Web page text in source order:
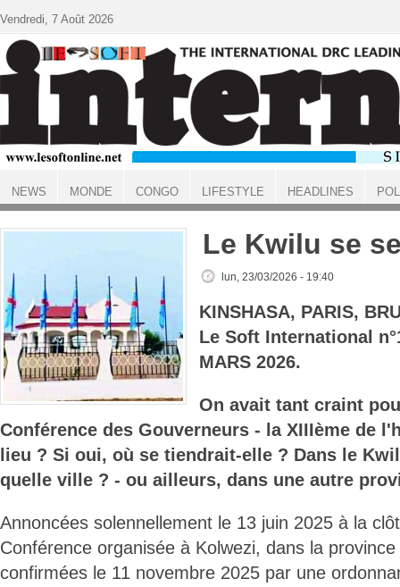
ACCUEIL
Le Kwilu se
lun, 23/03/2026 - 19:40
KINSHASA, PARIS,
Le Soft International
MARS 2026.
On avait tant craint
Conférence des Gouverneurs - la XIIIème de
lieu ? Si oui, où se tiendrait-elle ? Dans le
quelle ville ? - ou ailleurs, dans une autre
Annoncées solennellement le 13 juin 2025 à la
Conférence organisée à Kolwezi, dans la
confirmées le 11 novembre 2025 par une
Vendredi, 7 Août 2026
NEWS MONDE CONGO LIFESTYLE HEADLINES